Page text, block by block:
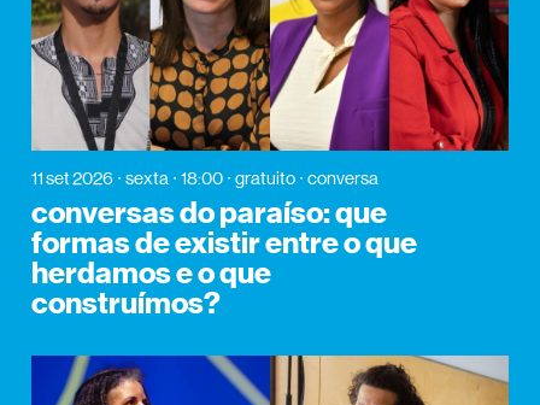
11 set 2026 sexta 18:00 gratuito conversa
conversas do paraíso: que
formas de existir entre o que
herdamos e o que
construímos?